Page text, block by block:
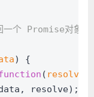
一个 Promise对象
) {
(
resolve);